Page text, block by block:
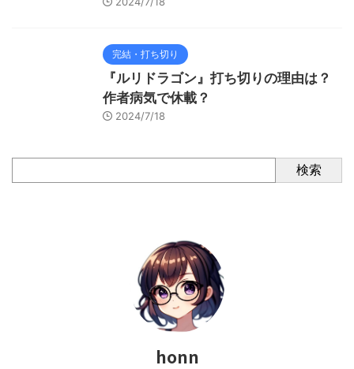
完結・打ち切り
『ルリドラゴン』打ち切りの理由は？
作者病気で休載？
2024/7/18
検索
honn